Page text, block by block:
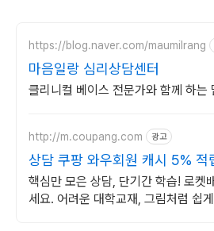
https://blog.naver.com/maumilrang
마음일랑 심리상담센터
클리니컬 베이스 전문가와 함께 하는
http://m.coupang.com 광고
상담 쿠팡 와우회원 캐시 5% 적
핵심만 모은 상담, 단기간 학습! 로켓
세요. 어려운 대학교재, 그림처럼 쉽